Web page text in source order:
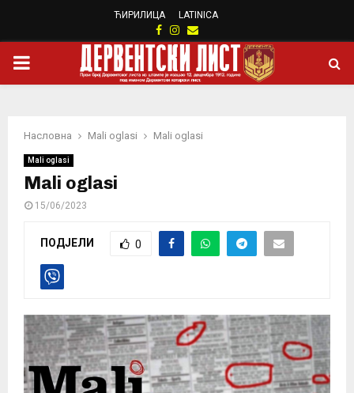
ЋИРИЛИЦА LATINICA
Facebook
Instagram
Email
PRIMARY
Насловна Mali oglasi Mali oglasi
Mali oglasi
Mali oglasi
15/06/2023
ПОДЈЕЛИ 0